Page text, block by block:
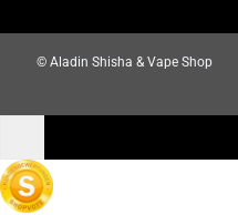
© Aladin Shisha & Vape Shop